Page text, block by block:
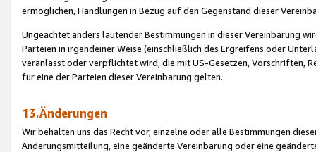
ermöglichen, Handlungen in Bezug auf den Gegenstand dieser
Ungeachtet anders lautender Bestimmungen in dieser Vereinbarung
Parteien in irgendeiner Weise (einschließlich des Ergreifens oder
veranlasst oder verpflichtet wird, die mit US-Gesetzen, Vorschriften,
für eine der Parteien dieser Vereinbarung gelten.
13.Änderungen
Wir behalten uns das Recht vor, einzelne oder alle Bestimmungen
Änderungsmitteilung, eine geänderte Vereinbarung oder eine